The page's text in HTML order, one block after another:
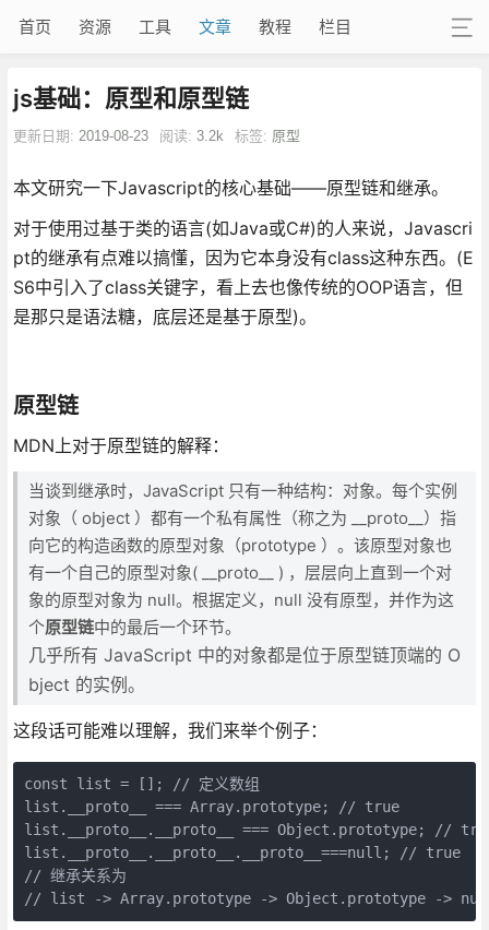
首页 资源 工具 文章 教程 栏目
js基础：原型和原型链
更新日期: 2019-08-23 阅读: 3.2k 标签: 原型
本文研究一下Javascript的核心基础——原型链和继承。
对于使用过基于类的语言(如Java或C#)的人来说，Javascri
pt的继承有点难以搞懂，因为它本身没有class这种东西。(E
S6中引入了class关键字，看上去也像传统的OOP语言，但
是那只是语法糖，底层还是基于原型)。
原型链
MDN上对于原型链的解释：
当谈到继承时，JavaScript 只有一种结构：对象。每个实例
对象（ object ）都有一个私有属性（称之为 __proto__）指
向它的构造函数的原型对象（prototype ）。该原型对象也
有一个自己的原型对象( __proto__ ) ，层层向上直到一个对
象的原型对象为 null。根据定义，null 没有原型，并作为这
个原型链中的最后一个环节。
几乎所有 JavaScript 中的对象都是位于原型链顶端的 O
bject 的实例。
这段话可能难以理解，我们来举个例子：
const list = []; // 定义数组
list.__proto__ === Array.prototype; // true
list.__proto__.__proto__ === Object.prototype; //
list.__proto__.__proto__.__proto__===null; // true
// 继承关系为
// list -> Array.prototype -> Object.prototype ->